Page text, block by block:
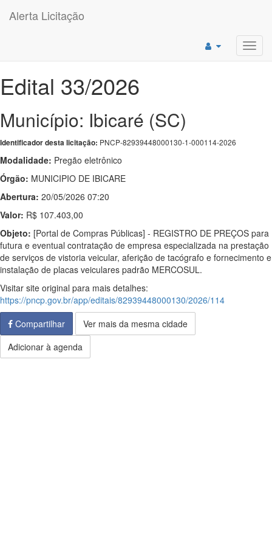
Alerta Licitação
Edital 33/2026
Município: Ibicaré (SC)
Identificador desta licitação: PNCP-82939448000130-1-000114-2026
Modalidade: Pregão eletrônico
Órgão: MUNICIPIO DE IBICARE
Abertura: 20/05/2026 07:20
Valor: R$ 107.403,00
Objeto: [Portal de Compras Públicas] - REGISTRO DE PREÇOS para
futura e eventual contratação de empresa especializada na prestação
de serviços de vistoria veicular, aferição de tacógrafo e fornecimento e
instalação de placas veiculares padrão MERCOSUL.
Visitar site original para mais detalhes:
https://pncp.gov.br/app/editais/82939448000130/2026/114
Compartilhar
Ver mais da mesma cidade
Adicionar à agenda